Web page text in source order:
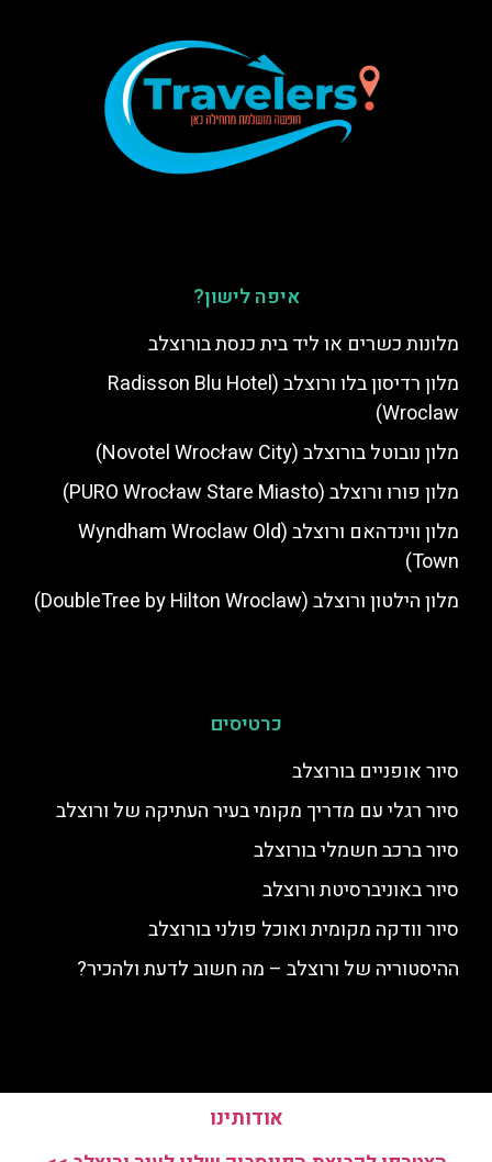
איפה לישון?
מלונות כשרים או ליד בית כנסת בורוצלב
מלון רדיסון בלו ורוצלב (Radisson Blu Hotel
Wroclaw)
מלון נובוטל בורוצלב (Novotel Wrocław City)
מלון פורו ורוצלב (PURO Wrocław Stare Miasto)
מלון ווינדהאם ורוצלב (Wyndham Wroclaw Old
Town)
מלון הילטון ורוצלב (DoubleTree by Hilton Wroclaw)
כרטיסים
סיור אופניים בורוצלב
סיור רגלי עם מדריך מקומי בעיר העתיקה של ורוצלב
סיור ברכב חשמלי בורוצלב
סיור באוניברסיטת ורוצלב
סיור וודקה מקומית ואוכל פולני בורוצלב
ההיסטוריה של ורוצלב – מה חשוב לדעת ולהכיר?
אודותינו